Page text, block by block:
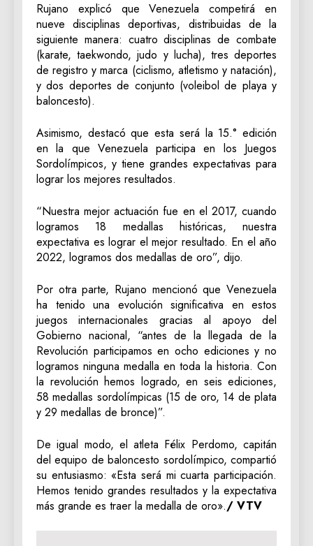
Rujano explicó que Venezuela competirá en
nueve disciplinas deportivas, distribuidas de la
siguiente manera: cuatro disciplinas de combate
(karate, taekwondo, judo y lucha), tres deportes
de registro y marca (ciclismo, atletismo y natación),
y dos deportes de conjunto (voleibol de playa y
baloncesto).
Asimismo, destacó que esta será la 15.° edición
en la que Venezuela participa en los Juegos
Sordolímpicos, y tiene grandes expectativas para
lograr los mejores resultados.
“Nuestra mejor actuación fue en el 2017, cuando
logramos 18 medallas históricas, nuestra
expectativa es lograr el mejor resultado. En el año
2022, logramos dos medallas de oro”, dijo.
Por otra parte, Rujano mencionó que Venezuela
ha tenido una evolución significativa en estos
juegos internacionales gracias al apoyo del
Gobierno nacional, “antes de la llegada de la
Revolución participamos en ocho ediciones y no
logramos ninguna medalla en toda la historia. Con
la revolución hemos logrado, en seis ediciones,
58 medallas sordolímpicas (15 de oro, 14 de plata
y 29 medallas de bronce)”.
De igual modo, el atleta Félix Perdomo, capitán
del equipo de baloncesto sordolímpico, compartió
su entusiasmo: «Esta será mi cuarta participación.
Hemos tenido grandes resultados y la expectativa
más grande es traer la medalla de oro»./ VTV